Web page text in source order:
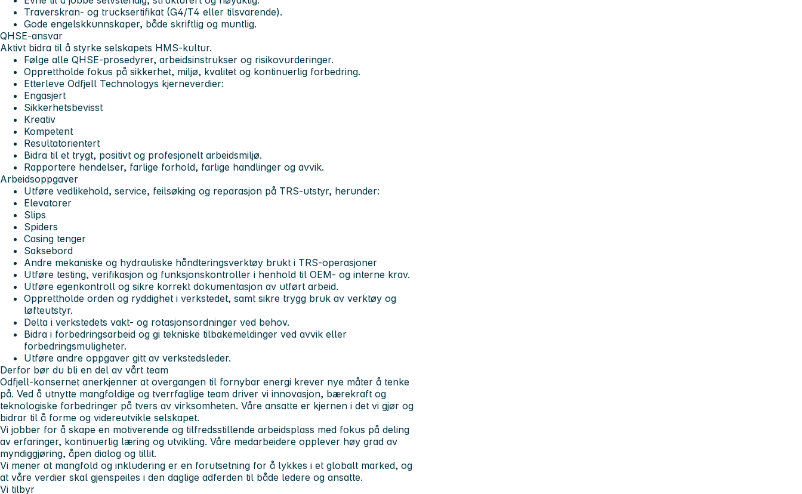
Traverskran- og trucksertifikat (G4/T4 eller tilsvarende).
Gode engelskkunnskaper, både skriftlig og muntlig.
QHSE-ansvar
Aktivt bidra til å styrke selskapets HMS-kultur.
Følge alle QHSE-prosedyrer, arbeidsinstrukser og risikovurderinger.
Opprettholde fokus på sikkerhet, miljø, kvalitet og kontinuerlig forbedring.
Etterleve Odfjell Technologys kjerneverdier:
Engasjert
Sikkerhetsbevisst
Kreativ
Kompetent
Resultatorientert
Bidra til et trygt, positivt og profesjonelt arbeidsmiljø.
Rapportere hendelser, farlige forhold, farlige handlinger og avvik.
Arbeidsoppgaver
Utføre vedlikehold, service, feilsøking og reparasjon på TRS-utstyr, herunder:
Elevatorer
Slips
Spiders
Casing tenger
Saksebord
Andre mekaniske og hydrauliske håndteringsverktøy brukt i TRS-operasjoner
Utføre testing, verifikasjon og funksjonskontroller i henhold til OEM- og interne krav.
Utføre egenkontroll og sikre korrekt dokumentasjon av utført arbeid.
Opprettholde orden og ryddighet i verkstedet, samt sikre trygg bruk av verktøy og
løfteutstyr.
Delta i verkstedets vakt- og rotasjonsordninger ved behov.
Bidra i forbedringsarbeid og gi tekniske tilbakemeldinger ved avvik eller
forbedringsmuligheter.
Utføre andre oppgaver gitt av verkstedsleder.
Derfor bør du bli en del av vårt team
Odfjell-konsernet anerkjenner at overgangen til fornybar energi krever nye måter å tenke
på. Ved å utnytte mangfoldige og tverrfaglige team driver vi innovasjon, bærekraft og
teknologiske forbedringer på tvers av virksomheten. Våre ansatte er kjernen i det vi gjør og
bidrar til å forme og videreutvikle selskapet.
Vi jobber for å skape en motiverende og tilfredsstillende arbeidsplass med fokus på deling
av erfaringer, kontinuerlig læring og utvikling. Våre medarbeidere opplever høy grad av
myndiggjøring, åpen dialog og tillit.
Vi mener at mangfold og inkludering er en forutsetning for å lykkes i et globalt marked, og
at våre verdier skal gjenspeiles i den daglige adferden til både ledere og ansatte.
Vi tilbyr